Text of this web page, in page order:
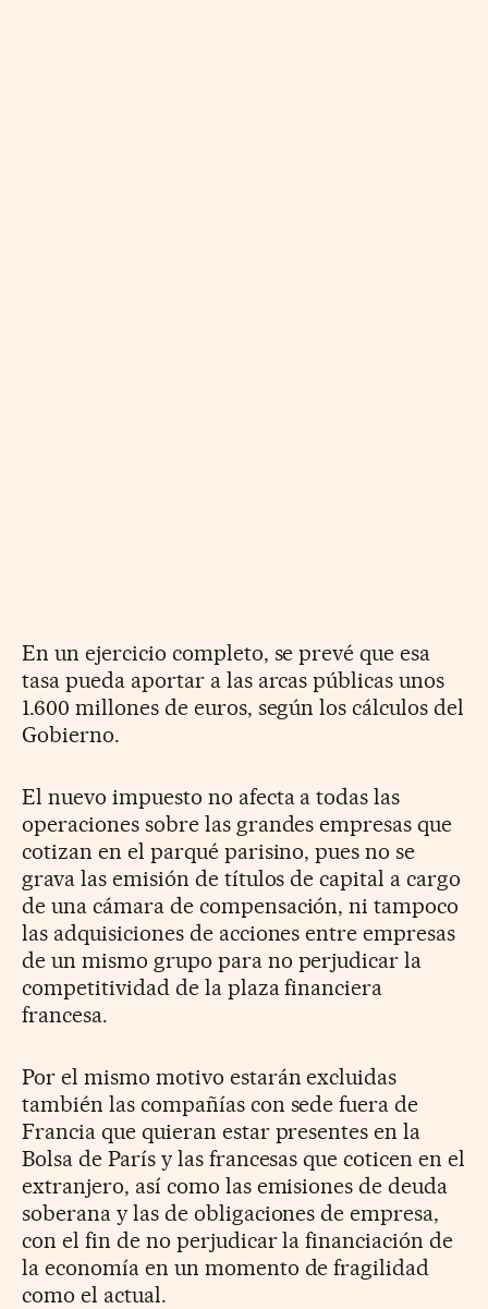
En un ejercicio completo, se prevé que esa
tasa pueda aportar a las arcas públicas unos
1.600 millones de euros, según los cálculos del
Gobierno.
El nuevo impuesto no afecta a todas las
operaciones sobre las grandes empresas que
cotizan en el parqué parisino, pues no se
grava las emisión de títulos de capital a cargo
de una cámara de compensación, ni tampoco
las adquisiciones de acciones entre empresas
de un mismo grupo para no perjudicar la
competitividad de la plaza financiera
francesa.
Por el mismo motivo estarán excluidas
también las compañías con sede fuera de
Francia que quieran estar presentes en la
Bolsa de París y las francesas que coticen en el
extranjero, así como las emisiones de deuda
soberana y las de obligaciones de empresa,
con el fin de no perjudicar la financiación de
la economía en un momento de fragilidad
como el actual.